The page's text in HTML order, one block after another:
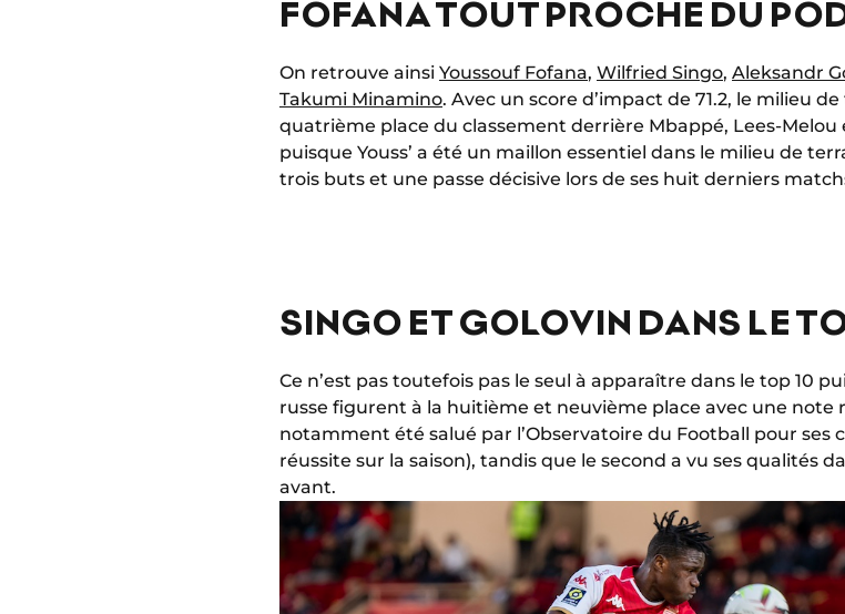
FOFANA TOUT PROCHE DU
On retrouve ainsi Youssouf Fofana, Wilfried Singo, Aleksandr
Takumi Minamino. Avec un score d’impact de 71.2, le milieu
quatrième place du classement derrière Mbappé, Lees-
puisque Youss’ a été un maillon essentiel dans le milieu de
trois buts et une passe décisive lors de ses huit derniers
SINGO ET GOLOVIN DANS LE
Ce n’est pas toutefois pas le seul à apparaître dans le top 10
russe figurent à la huitième et neuvième place avec une note
notamment été salué par l’Observatoire du Football pour ses
réussite sur la saison), tandis que le second a vu ses qualités
avant.